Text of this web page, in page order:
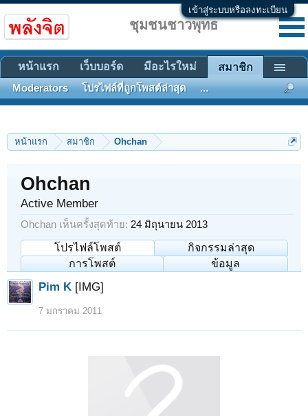
เข้าสู่ระบบหรือลงทะเบียน
หน้าแรก สมาชิก Ohchan
Ohchan
Active Member
Ohchan เห็นครั้งสุดท้าย: 24 มิถุนายน 2013
โปรไฟล์โพสต์
กิจกรรมล่าสุด
การโพสต์
ข้อมูล
Pim K [IMG]
7 มกราคม 2011
ชุมชนชาวพุทธ
หน้าแรก เว็บบอร์ด มีอะไรใหม่ สมาชิก
Moderators โปรไฟล์ที่ถูกโพสต์ล่าสุด ...